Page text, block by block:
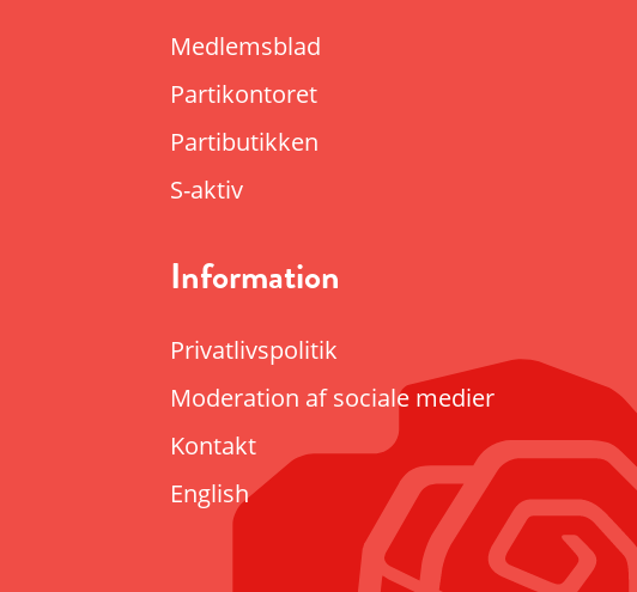
Medlemsblad
Partikontoret
Partibutikken
S-aktiv
Information
Privatlivspolitik
Moderation af sociale medier
Kontakt
English